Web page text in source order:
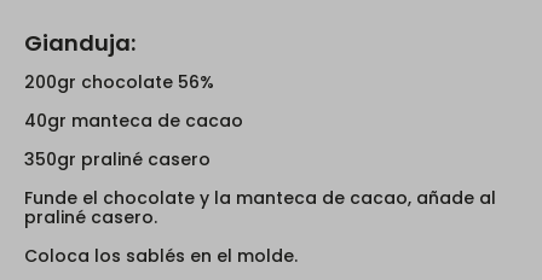
Gianduja:
200gr chocolate 56%
40gr manteca de cacao
350gr praliné casero
Funde el chocolate y la manteca de cacao, añade al
praliné casero.
Coloca los sablés en el molde.